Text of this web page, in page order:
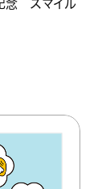
念 スマイル